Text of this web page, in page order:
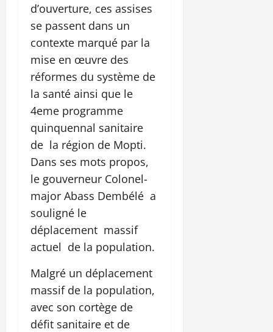
d’ouverture, ces assises
se passent dans un
contexte marqué par la
mise en œuvre des
réformes du système de
la santé ainsi que le
4eme programme
quinquennal sanitaire
de la région de Mopti.
Dans ses mots propos,
le gouverneur Colonel-
major Abass Dembélé a
souligné le
déplacement massif
actuel de la population.
Malgré un déplacement
massif de la population,
avec son cortège de
défit sanitaire et de